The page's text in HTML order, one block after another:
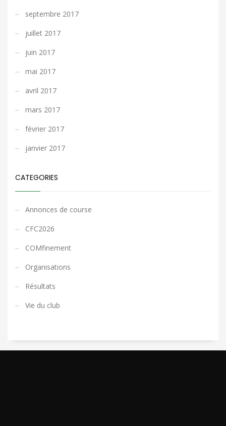
septembre 2017
juillet 2017
juin 2017
mai 2017
avril 2017
mars 2017
février 2017
janvier 2017
CATEGORIES
Annonces de course
CFC2026
COMfinement
Organisations
Résultats
Vie du club